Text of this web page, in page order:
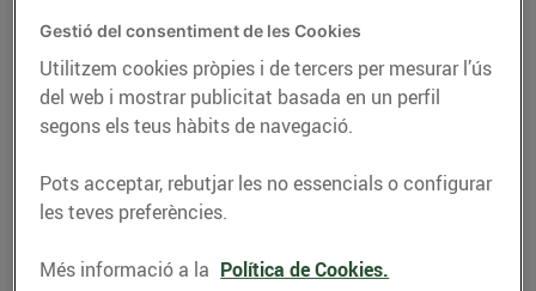
ACTUALITAT
Esclat Online, la
Gestió del consentiment de les Cookies
Utilitzem cookies pròpies i de tercers per mesurar l’ús
del web i mostrar publicitat basada en un perfil
segons els teus hàbits de navegació.
Pots acceptar, rebutjar les no essencials o configurar
les teves preferències.
Més informació a la Política de Cookies.